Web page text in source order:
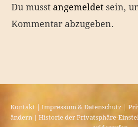
s
n
a
Du musst angemeldetsein,
Kommentar abzugeben.
Kontakt | Impressum & Datenschutz |
ändern| Historie der Privatsphäre-